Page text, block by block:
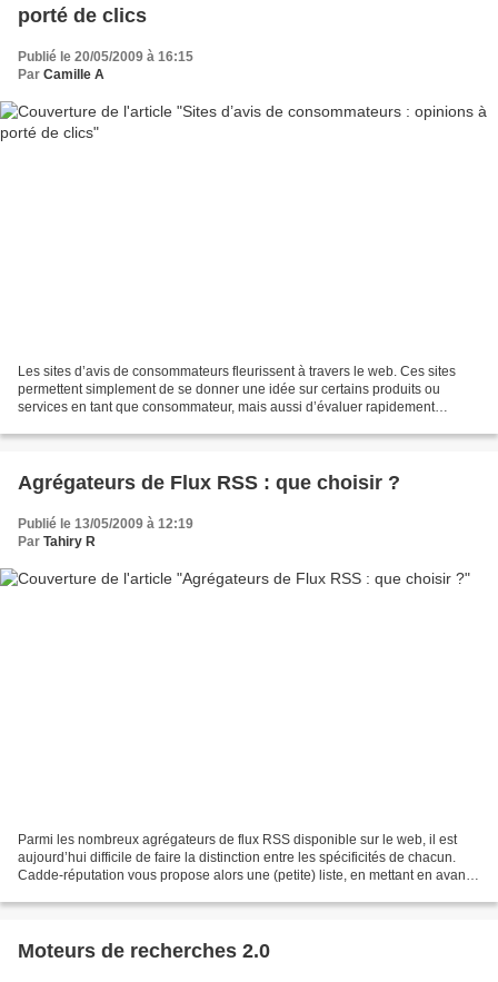
porté de clics
Publié le 20/05/2009 à 16:15
Par Camille A
Les sites d’avis de consommateurs fleurissent à travers le web. Ces sites
permettent simplement de se donner une idée sur certains produits ou
services en tant que consommateur, mais aussi d’évaluer rapidement
Agrégateurs de Flux RSS : que choisir ?
Publié le 13/05/2009 à 12:19
Par Tahiry R
Parmi les nombreux agrégateurs de flux RSS disponible sur le web, il est
aujourd’hui difficile de faire la distinction entre les spécificités de chacun.
Cadde-réputation vous propose alors une (petite) liste, en mettant en avant
Moteurs de recherches 2.0